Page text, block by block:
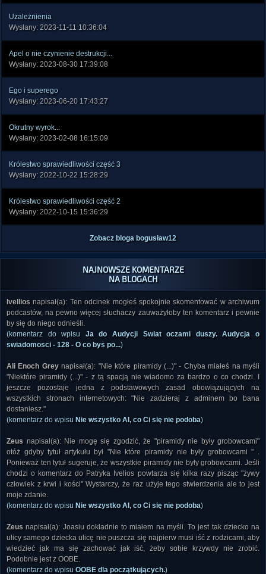
Uzależnienia
Wysłany: 2023-11-11 10:36:04
Apel o nie czynienie destrukcji...
Wysłany: 2023-08-30 17:39:08
Ego i superego
Wysłany: 2023-06-20 17:43:27
Okrutny wyrok...
Wysłany: 2023-02-08 16:15:09
Królestwo sprawiedliwości część 3
Wysłany: 2022-10-22 15:28:29
Królestwo sprawiedliwości część 2
Wysłany: 2022-10-15 15:36:29
Zobacz bloga bogusław12
NAJNOWSZE KOMENTARZE
NA BLOGACH
Ivellios napisał(a): Ten odcinek mogłeś spokojnie skomentować w archiwum
podcastów, na pewno więcej słuchaczy zauważyłoby ten komentarz i pewnie
by się do niego odnieśli.
(komentarz do wpisu Ja do Audycji Swiat oczami duszy. Audycja o
swiadomosci - 128 - O co bys po...)
Ali Enoch Greynapisał(a): "Nie które piramidy (...)" - Chyba miałeś na myśli
"Niektóre piramidy (...)" - z tą spacją nie wiadomo za bardzo o co chodzi. I
jeszcze pozostaje jedna z podstawowych zasad obowiązujących na
wszystkich stronach internetowych: "Nie zadzieraj z adminem bo bana
dostaniesz."
(komentarz do wpisu Nie wszystko AI, co Ci się nie podoba)
Zeus napisał(a): Nie mogę się zgodzić, że "piramidy nie były grobowcami"
otóż gdyby tytuł artykułu był "Nie które piramidy nie były grobowcami " .
Ponieważ ten tytuł sugeruje, że wszystkie piramidy nie były grobowcami. Jeśli
chodzi o komentarz do Patryka Ivelios powtarza się kilka razy pisząc "żywy
człowiek z krwi i kości" Wystarczy, że raz użyje tego stwierdzenia ale to jest
moje zdanie.
(komentarz do wpisu Nie wszystko AI, co Ci się nie podoba)
Zeus napisał(a): Joasiu dokładnie to miałem na myśli. To jest tak dziecko na
ulicy samego dziecka ulicę nie puszcza się najpierw musi iść z rodzicami, aby
wiedzieć jak ma się zachować jak iść, żeby sobie krzywdy nie zrobić.
Podobnie jest z OOBE.
(komentarz do wpisu OOBE dla początkujących.)